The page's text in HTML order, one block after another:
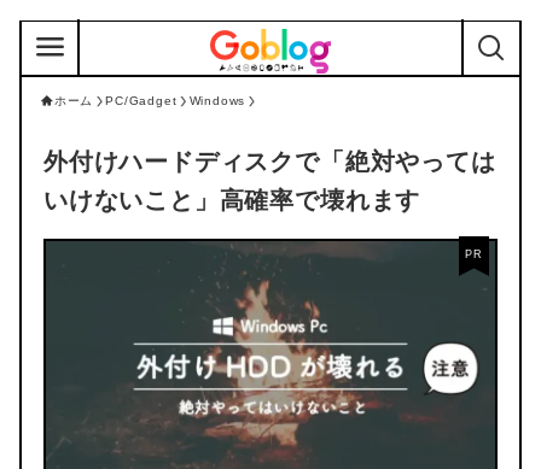
ホーム PC/Gadget Windows
外付けハードディスクで「絶対やっては
いけないこと」高確率で壊れます